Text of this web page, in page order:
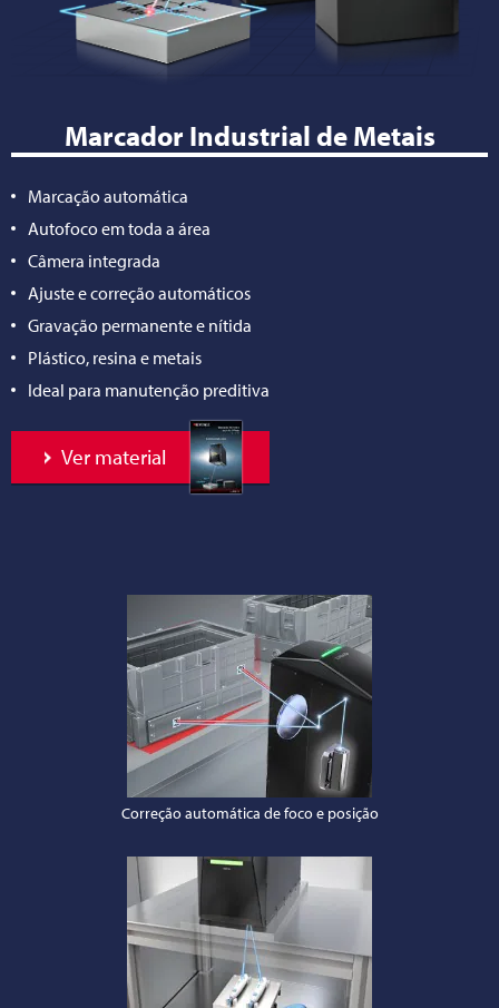
Marcador Industrial de Metais
Marcação automática
Autofoco em toda a área
Câmera integrada
Ajuste e correção automáticos
Gravação permanente e nítida
Plástico, resina e metais
Ideal para manutenção preditiva
Ver material
Correção automática de foco e posição